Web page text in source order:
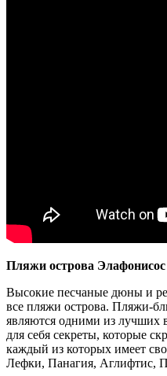
Пляжи острова Элафонисос
Высокие песчаные дюны и
все пляжи острова. Пляжи-
являются одними из лучших
для себя секреты, которые
каждый из которых имеет
Лефки, Панагия, Аглифтис,